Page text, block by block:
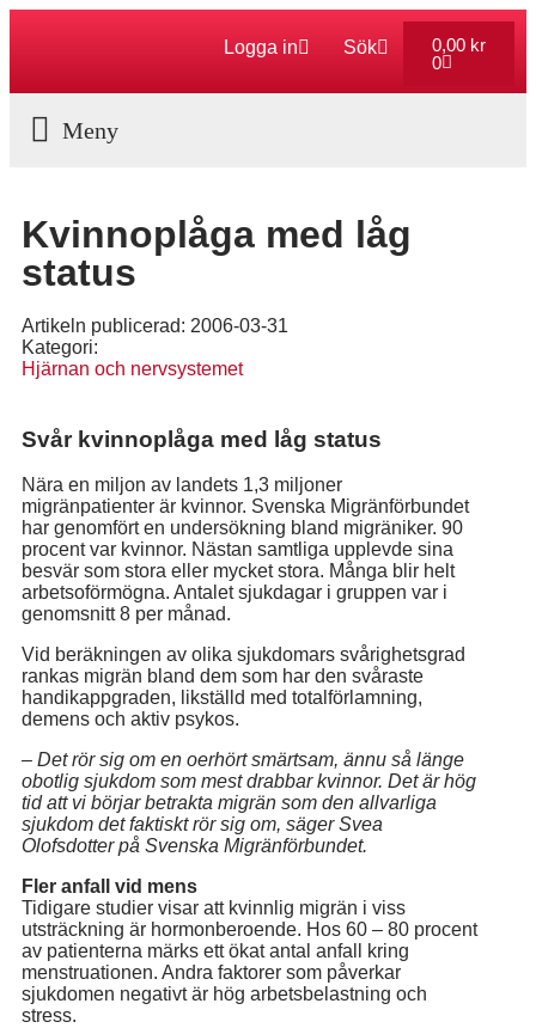
Logga in Sök 0,00 kr
0
Kvinnoplåga med låg
status
Artikeln publicerad: 2006-03-31
Kategori:
Hjärnan och nervsystemet
Svår kvinnoplåga med låg status
Nära en miljon av landets 1,3 miljoner
migränpatienter är kvinnor. Svenska Migränförbundet
har genomfört en undersökning bland migräniker. 90
procent var kvinnor. Nästan samtliga upplevde sina
besvär som stora eller mycket stora. Många blir helt
arbetsoförmögna. Antalet sjukdagar i gruppen var i
genomsnitt 8 per månad.
Vid beräkningen av olika sjukdomars svårighetsgrad
rankas migrän bland dem som har den svåraste
handikappgraden, likställd med totalförlamning,
demens och aktiv psykos.
– Det rör sig om en oerhört smärtsam, ännu så länge
obotlig sjukdom som mest drabbar kvinnor. Det är hög
tid att vi börjar betrakta migrän som den allvarliga
sjukdom det faktiskt rör sig om, säger Svea
Olofsdotter på Svenska Migränförbundet.
Fler anfall vid mens
Tidigare studier visar att kvinnlig migrän i viss
utsträckning är hormonberoende. Hos 60 – 80 procent
av patienterna märks ett ökat antal anfall kring
menstruationen. Andra faktorer som påverkar
sjukdomen negativt är hög arbetsbelastning och
stress.